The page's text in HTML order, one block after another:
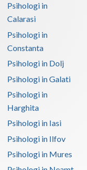
Psihologi in
Calarasi
Psihologi in
Constanta
Psihologi in Dolj
Psihologi in Galati
Psihologi in
Harghita
Psihologi in Iasi
Psihologi in Ilfov
Psihologi in Mures